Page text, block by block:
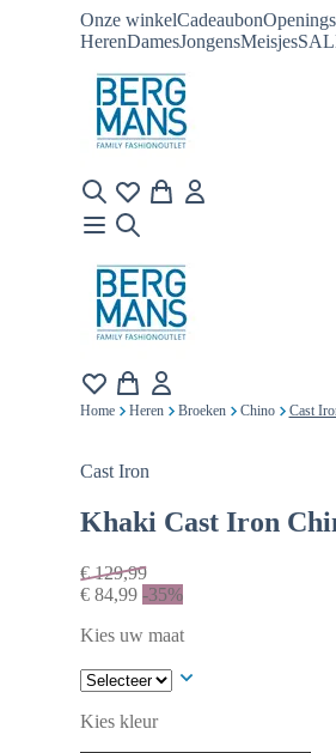
Onze winkelCadeaubon
HerenDamesJongensMeisjes
Home Heren Broeken Chino Cast
Cast Iron
Khaki Cast Iron
€129,99
€84,99 -35%
Kies uw maat
Kies kleur